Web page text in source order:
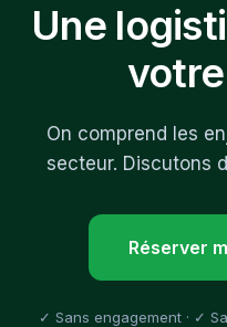
Une
On comprend les
secteur. Discutons
Réserver
✓ Sans engagement · ✓